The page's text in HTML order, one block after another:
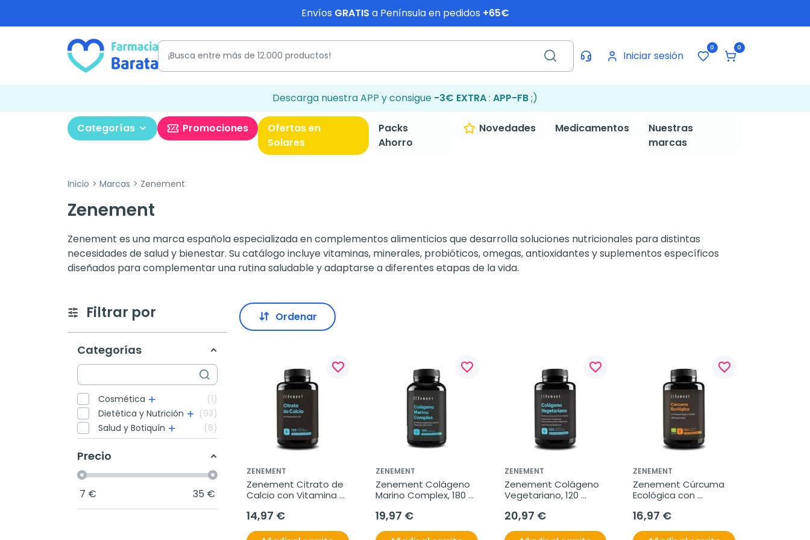
Envíos GRATIS a Península en pedidos +65€
Iniciar sesión
0 0
Descarga nuestra APP y consigue -3€ EXTRA: APP-FB;)
Categorías Promociones
Ofertas en
Solares
Packs
Ahorro
Novedades Medicamentos
Nuestras
marcas
Inicio Marcas Zenement
Zenement
Zenement es una marca española especializada en complementos alimenticios que desarrolla soluciones nutricionales para distintas
necesidades de salud y bienestar. Su catálogo incluye vitaminas, minerales, probióticos, omegas, antioxidantes y suplementos específicos
diseñados para complementar una rutina saludable y adaptarse a diferentes etapas de la vida.
Filtrar por
Categorías
Cosmética
1
Dietética y Nutrición
93
Salud y Botiquín
8
Precio
7 € 35 €
Ordenar
favorite_border
ZENEMENT
Zenement Citrato de
Calcio con Vitamina
vegetarianas
14,97 €
favorite_border
ZENEMENT
Zenement Colágeno
Marino Complex, 180
19,97 €
favorite_border
ZENEMENT
Zenement Colágeno
Vegetariano, 120
vegetarianas
20,97 €
favorite_border
ZENEMENT
Zenement Cúrcuma
Ecológica con
Jengibre, 120 cápsulas
16,97 €